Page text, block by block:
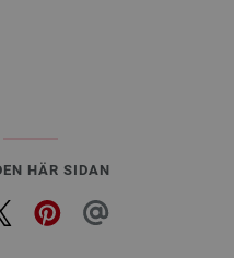
HÄR SIDAN